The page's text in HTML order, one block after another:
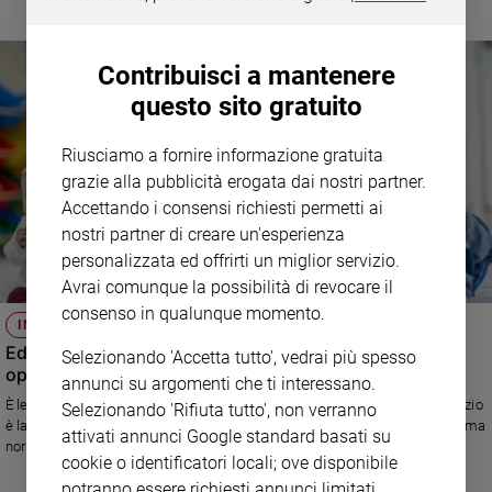
Tv
streaming
Libri
Musica
Arte
Famiglia
ed
educazione
Genitori
e
figli
Nonni
Coppia
INFANZIA
Educazione, tutti i bambini devono avere le stesse
opportunità
È legge il sistema integrato di educazione e istruzione da 0 a 6 anni: il Lazio
è la prima regione a legiferare in materia, si cambia dopo 40 anni dall’ultima
normativa
Contribuisci a mantenere
questo sito gratuito
Riusciamo a fornire informazione gratuita
grazie alla pubblicità erogata dai nostri partner.
Accettando i consensi richiesti permetti ai
nostri partner di creare un'esperienza
personalizzata ed offrirti un miglior servizio.
Avrai comunque la possibilità di revocare il
consenso in qualunque momento.
Selezionando 'Accetta tutto', vedrai più spesso
annunci su argomenti che ti interessano.
Selezionando 'Rifiuta tutto', non verranno
attivati annunci Google standard basati su
cookie o identificatori locali; ove disponibile